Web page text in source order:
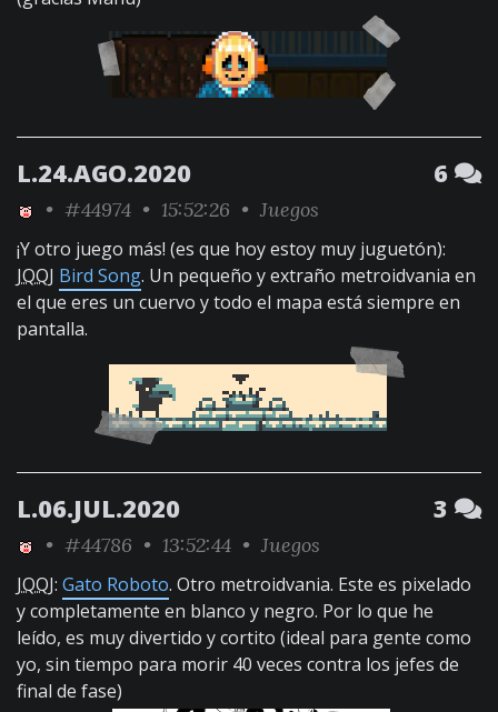
L.24.AGO.2020 6
• #44974 • 15:52:26 • Juegos
¡Y otro juego más! (es que hoy estoy muy juguetón):
JQQJ Bird Song. Un pequeño y extraño metroidvania en
el que eres un cuervo y todo el mapa está siempre en
pantalla.
L.06.JUL.2020 3
• #44786 • 13:52:44 • Juegos
JQQJ: Gato Roboto. Otro metroidvania. Este es pixelado
y completamente en blanco y negro. Por lo que he
leído, es muy divertido y cortito (ideal para gente como
yo, sin tiempo para morir 40 veces contra los jefes de
final de fase)